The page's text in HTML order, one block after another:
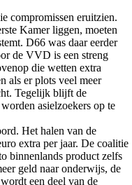
compromissen eruitzien.
Kamer liggen, moeten
D66 was daar eerder
de VVD is een streng
die wetten extra
als er plots veel meer
Tegelijk blijft de
asielzoekers op te
Het halen van de
extra per jaar. De coalitie
binnenlands product zelfs
geld naar onderwijs, de
een deel van de